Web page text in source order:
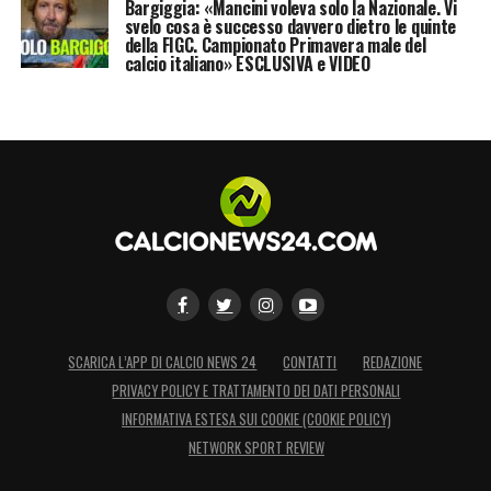
Bargiggia: «Mancini voleva solo la Nazionale. Vi
svelo cosa è successo davvero dietro le quinte
della FIGC. Campionato Primavera male del
calcio italiano» ESCLUSIVA e VIDEO
SCARICA L’APP DI CALCIO NEWS 24 CONTATTI
REDAZIONE
PRIVACY POLICY E TRATTAMENTO DEI DATI PERSONALI
INFORMATIVA ESTESA SUI COOKIE (COOKIE POLICY)
NETWORK SPORT REVIEW